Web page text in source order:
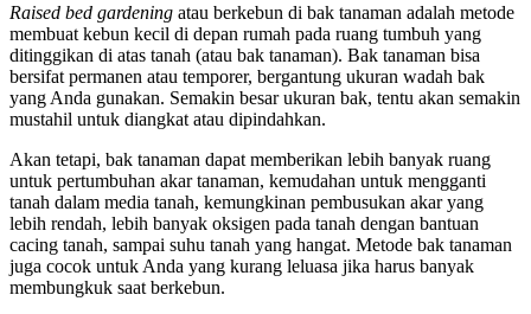
Raised bed gardening atau berkebun di bak tanaman adalah metode
membuat kebun kecil di depan rumah pada ruang tumbuh yang
ditinggikan di atas tanah (atau bak tanaman). Bak tanaman bisa
bersifat permanen atau temporer, bergantung ukuran wadah bak
yang Anda gunakan. Semakin besar ukuran bak, tentu akan semakin
mustahil untuk diangkat atau dipindahkan.
Akan tetapi, bak tanaman dapat memberikan lebih banyak ruang
untuk pertumbuhan akar tanaman, kemudahan untuk mengganti
tanah dalam media tanah, kemungkinan pembusukan akar yang
lebih rendah, lebih banyak oksigen pada tanah dengan bantuan
cacing tanah, sampai suhu tanah yang hangat. Metode bak tanaman
juga cocok untuk Anda yang kurang leluasa jika harus banyak
membungkuk saat berkebun.